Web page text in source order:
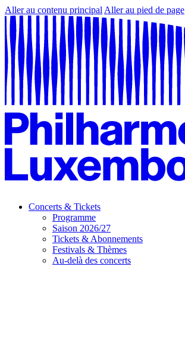
Aller au contenu principal Aller au pied de page
Concerts & Tickets
Programme
Saison 2026/27
Tickets & Abonnements
Festivals & Thèmes
Au-delà des concerts